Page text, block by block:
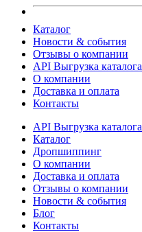
Каталог
Новости & события
Отзывы о компании
API Выгрузка каталога
О компании
Доставка и оплата
Контакты
API Выгрузка каталога
Каталог
Дропшиппинг
О компании
Доставка и оплата
Отзывы о компании
Новости & события
Блог
Контакты